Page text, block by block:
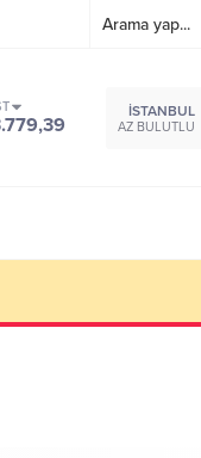
İSTANBUL
AZ BULUTLU